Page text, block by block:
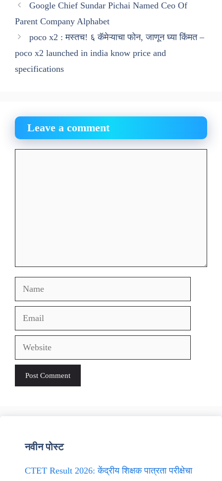
Google Chief Sundar Pichai Named Ceo Of
Parent Company Alphabet
poco x2 : मस्तच! ६ कॅमेऱ्याचा फोन, जाणून घ्या किंमत –
poco x2 launched in india know price and
specifications
Leave a comment
Name
Email
Website
नवीन पोस्ट
CTET Result 2026: केंद्रीय शिक्षक पात्रता परीक्षेचा